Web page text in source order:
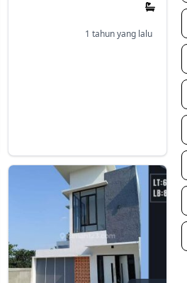
1 tahun yang lalu